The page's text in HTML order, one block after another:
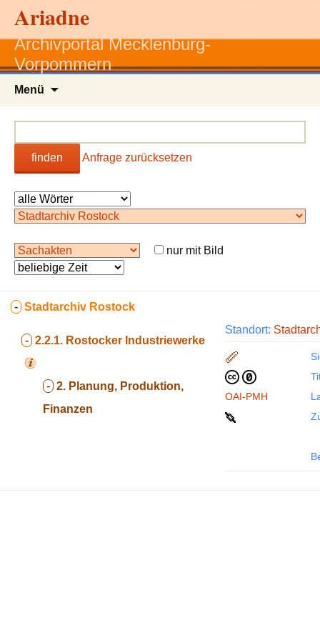
Ariadne
Archivportal Mecklenburg-
Vorpommern
Menü
finden Anfrage zurücksetzen
nur mit Bild
- Stadtarchiv Rostock
- 2.2.1. Rostocker Industriewerke
- 2. Planung, Produktion,
Finanzen
Standort:
OAI-PMH